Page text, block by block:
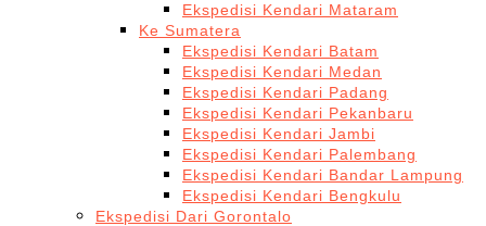
Ekspedisi Kendari Mataram
Ke Sumatera
Ekspedisi Kendari Batam
Ekspedisi Kendari Medan
Ekspedisi Kendari Padang
Ekspedisi Kendari Pekanbaru
Ekspedisi Kendari Jambi
Ekspedisi Kendari Palembang
Ekspedisi Kendari Bandar Lampung
Ekspedisi Kendari Bengkulu
Ekspedisi Dari Gorontalo